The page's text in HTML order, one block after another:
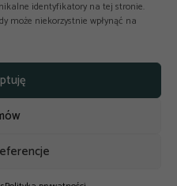
identyfikatory na tej stronie.
może niekorzystnie wpłynąć na
odkuchni.co